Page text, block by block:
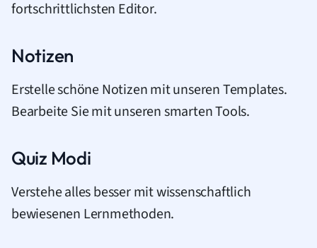
fortschrittlichsten Editor.
Notizen
Erstelle schöne Notizen mit unseren Templates.
Bearbeite Sie mit unseren smarten Tools.
Quiz Modi
Verstehe alles besser mit wissenschaftlich
bewiesenen Lernmethoden.